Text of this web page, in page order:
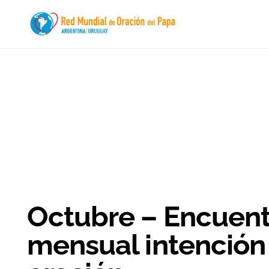
Octubre –
mensual